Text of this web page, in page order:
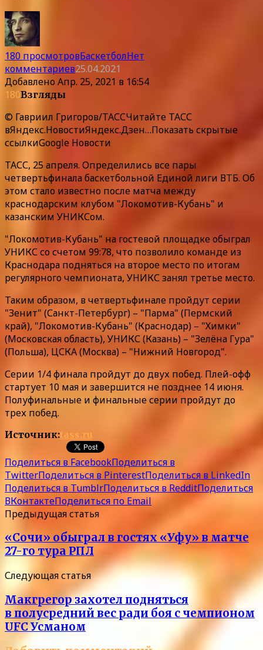
180 просмотровБаскетболНет
комментариев25.04.2021
ДобавленоАпр. 25, 2021 в 16:54
180Взгляды
© Гавриил Григоров/ТАССЧитайте ТАСС
вЯндекс.НовостиЯндекс.Дзен…Показать скрытые
ссылкиGoogle Новости
ТАСС, 25 апреля. Определились все пары
четвертьфинала баскетбольной Единой лиги ВТБ. Об
этом стало известно после матча между
краснодарским клубом "Локомотив-Кубань" и
казанским УНИКСом.
"Локомотив-Кубань" на гостевой площадке обыграл
УНИКС со счетом 99:78, что позволило команде из
Краснодара подняться на второе место по итогам
регулярного чемпионата, УНИКС занял третье место.
Таким образом, в четвертьфинале пройдут серии
"Зенит" (Санкт-Петербург) – "Парма" (Пермский
край), "Локомотив-Кубань" (Краснодар) – "Химки"
(Московская область), УНИКС (Казань) – "Зелёна Гура"
(Польша), ЦСКА (Москва) – "Нижний Новгород".
Серии 1/4 финала пройдут до двух побед. Плей-офф
стартует 10 мая и завершится не позднее 14 июня.
Полуфинальные и финальные серии пройдут до
трех побед.
Источник:tass.ru
Поделиться в FacebookПоделиться в
TwitterПоделиться в PinterestПоделиться в LinkedIn
Поделиться в TumblrПоделиться в RedditПоделиться
ВКонтактеПоделиться по Email
Предыдущая статья
«Сочи» обыграл в гостях «Уфу» в матче
27-го тура РПЛ
Следующая статья
Макгрегор захотел подняться
в полусредний вес ради боя с чемпионом
UFC Усманом